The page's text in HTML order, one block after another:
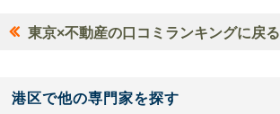
東京×不動産の口コミランキングに戻る
港区で他の専門家を探す